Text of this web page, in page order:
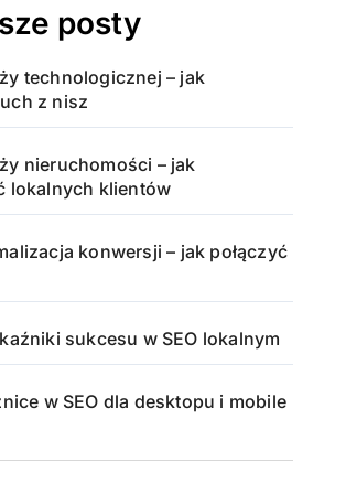
posty
technologicznej – jak
z nisz
nieruchomości – jak
lokalnych klientów
konwersji – jak połączyć
sukcesu w SEO lokalnym
w SEO dla desktopu i mobile